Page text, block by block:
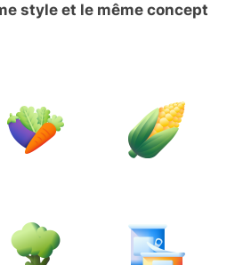
style et le même concept